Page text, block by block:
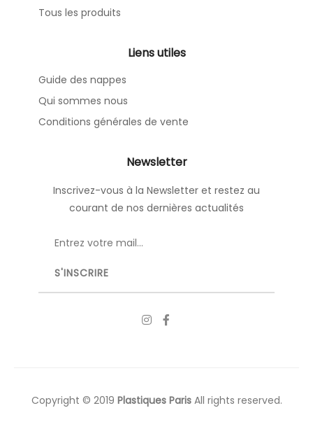
Tous les produits
Liens utiles
Guide des nappes
Qui sommes nous
Conditions générales de vente
Newsletter
Inscrivez-vous à la Newsletter et restez au
courant de nos dernières actualités
Copyright © 2019 Plastiques ParisAll rights reserved.